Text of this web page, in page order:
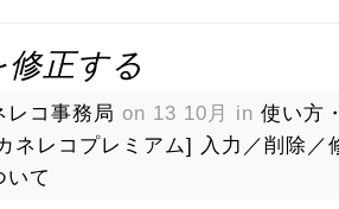
正する
レコ事務局 on 13 10月 in 使い方
ネレコプレミアム] 入力／削除／
いて